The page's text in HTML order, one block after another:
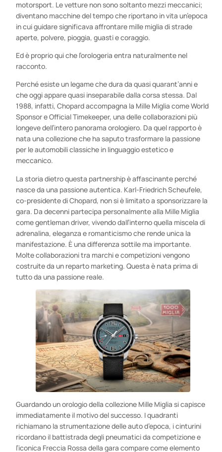
motorsport. Le vetture non sono soltanto mezzi meccanici;
diventano macchine del tempo che riportano in vita un’epoca
in cui guidare significava affrontare mille miglia di strade
aperte, polvere, pioggia, guasti e coraggio.
Ed è proprio qui che l’orologeria entra naturalmente nel
racconto.
Perché esiste un legame che dura da quasi quarant’anni e
che oggi appare quasi inseparabile dalla corsa stessa. Dal
1988, infatti, Chopard accompagna la Mille Miglia come World
Sponsor e Official Timekeeper, una delle collaborazioni più
longeve dell’intero panorama orologiero. Da quel rapporto è
nata una collezione che ha saputo trasformare la passione
per le automobili classiche in linguaggio estetico e
meccanico.
La storia dietro questa partnership è affascinante perché
nasce da una passione autentica. Karl-Friedrich Scheufele,
co-presidente di Chopard, non si è limitato a sponsorizzare la
gara. Da decenni partecipa personalmente alla Mille Miglia
come gentleman driver, vivendo dall’interno quella miscela di
adrenalina, eleganza e romanticismo che rende unica la
manifestazione. È una differenza sottile ma importante.
Molte collaborazioni tra marchi e competizioni vengono
costruite da un reparto marketing. Questa è nata prima di
tutto da una passione reale.
Guardando un orologio della collezione Mille Miglia si capisce
immediatamente il motivo del successo. I quadranti
richiamano la strumentazione delle auto d’epoca, i cinturini
ricordano il battistrada degli pneumatici da competizione e
l’iconica Freccia Rossa della gara compare come elemento